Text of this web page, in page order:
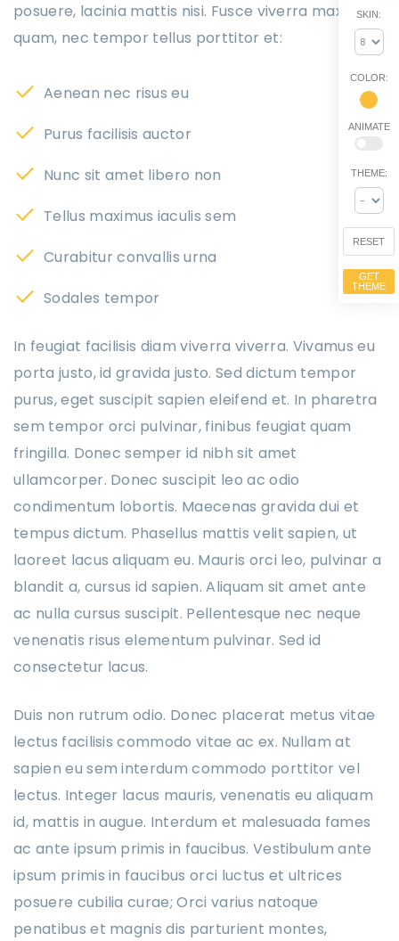
posuere, lacinia mattis nisi. Fusce viverra maximus
quam, nec tempor tellus porttitor et:
Aenean nec risus eu
Purus facilisis auctor
Nunc sit amet libero non
Tellus maximus iaculis sem
Curabitur convallis urna
Sodales tempor
In feugiat facilisis diam viverra viverra. Vivamus eu
porta justo, id gravida justo. Sed dictum tempor
purus, eget suscipit sapien eleifend et. In pharetra
sem tempor orci pulvinar, finibus feugiat quam
fringilla. Donec semper id nibh sit amet
ullamcorper. Donec suscipit leo ac odio
condimentum lobortis. Maecenas gravida dui et
tempus dictum. Phasellus mattis velit sapien, ut
laoreet lacus aliquam eu. Mauris orci leo, pulvinar a
blandit a, cursus id sapien. Aliquam sit amet ante
ac nulla cursus suscipit. Pellentesque nec neque
venenatis risus elementum pulvinar. Sed id
consectetur lacus.
Duis non rutrum odio. Donec placerat metus vitae
lectus facilisis commodo vitae ac ex. Nullam at
sapien eu sem interdum commodo porttitor vel
lectus. Integer lacus mauris, venenatis eu aliquam
id, mattis in augue. Interdum et malesuada fames
ac ante ipsum primis in faucibus. Vestibulum ante
ipsum primis in faucibus orci luctus et ultrices
posuere cubilia curae; Orci varius natoque
penatibus et magnis dis parturient montes,
SKIN:
COLOR:
ANIMATE
THEME:
RESET
GET
THEME